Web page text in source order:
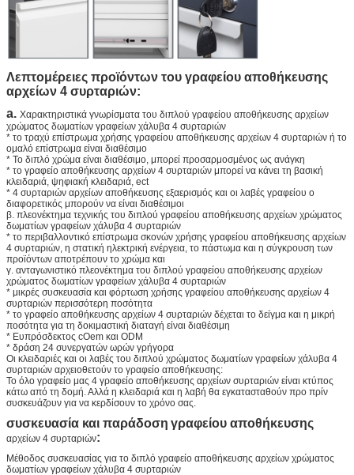
Λεπτομέρειες προϊόντων του γραφείου αποθήκευσης
αρχείων 4 συρταριών:
a. Χαρακτηριστικά γνωρίσματα του διπλού γραφείου αποθήκευσης αρχείων
χρώματος δωματίων γραφείων χάλυβα 4 συρταριών
* το τραχύ επίστρωμα χρήσης γραφείου αποθήκευσης αρχείων 4 συρταριών ή το
ομαλό επίστρωμα είναι διαθέσιμο
* Το διπλό χρώμα είναι διαθέσιμο, μπορεί προσαρμοσμένος ως ανάγκη
* το γραφείο αποθήκευσης αρχείων 4 συρταριών μπορεί να κάνει τη βασική
κλειδαριά, ψηφιακή κλειδαριά, ect
* 4 συρταριών αρχείων αποθήκευσης εξαερισμός και οι λαβές γραφείου ο
διαφορετικός μπορούν να είναι διαθέσιμοι
β. πλεονέκτημα τεχνικής του διπλού γραφείου αποθήκευσης αρχείων χρώματος
δωματίων γραφείων χάλυβα 4 συρταριών
* το περιβαλλοντικό επίστρωμα σκονών χρήσης γραφείου αποθήκευσης αρχείων
4 συρταριών, η στατική ηλεκτρική ενέργεια, το πάστωμα και η σύγκρουση των
προϊόντων αποτρέπουν το χρώμα και
γ. ανταγωνιστικό πλεονέκτημα του διπλού γραφείου αποθήκευσης αρχείων
χρώματος δωματίων γραφείων χάλυβα 4 συρταριών
* μικρές συσκευασία και φόρτωση χρήσης γραφείου αποθήκευσης αρχείων 4
συρταριών περισσότερη ποσότητα
* το γραφείο αποθήκευσης αρχείων 4 συρταριών δέχεται το δείγμα και η μικρή
ποσότητα για τη δοκιμαστική διαταγή είναι διαθέσιμη
* Ευπρόσδεκτος cOem και ODM
* δράση 24 συνεργατών ωρών γρήγορα
Οι κλειδαριές και οι λαβές του διπλού χρώματος δωματίων γραφείων χάλυβα 4
συρταριών αρχειοθετούν το γραφείο αποθήκευσης:
Το όλο γραφείο μας 4 γραφείο αποθήκευσης αρχείων συρταριών είναι κτύπος
κάτω από τη δομή. Αλλά η κλειδαριά και η λαβή θα εγκατασταθούν προ πρίν
συσκευάζουν για να κερδίσουν το χρόνο σας.
συσκευασία και παράδοση γραφείου αποθήκευσης
αρχείων 4 συρταριών:
Μέθοδος συσκευασίας για το διπλό γραφείο αποθήκευσης αρχείων χρώματος
δωματίων γραφείων χάλυβα 4 συρταριών